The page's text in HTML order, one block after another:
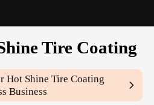
Tire Coating
Hot Shine Tire Coating
Business